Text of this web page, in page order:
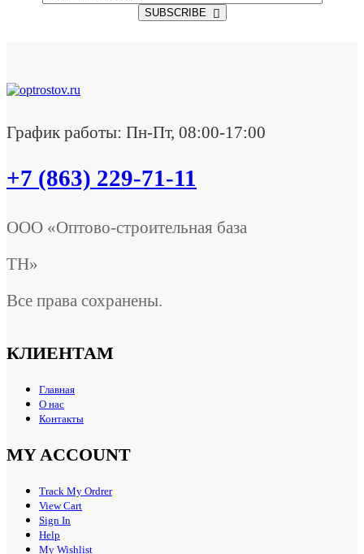
SUBSCRIBE
График работы: Пн-Пт, 08:00-17:00
+7 (863) 229-71-11
ООО «Оптово-строительная база
ТН»
Все права сохранены.
КЛИЕНТАМ
Главная
О нас
Контакты
MY ACCOUNT
Track My Ordrer
View Cart
Sign In
Help
My Wishlist